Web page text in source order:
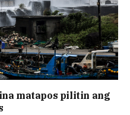
matapos pilitin ang